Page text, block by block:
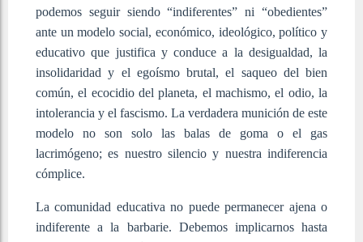
podemos seguir siendo “indiferentes” ni “obedientes”
ante un modelo social, económico, ideológico, político y
educativo que justifica y conduce a la desigualdad, la
insolidaridad y el egoísmo brutal, el saqueo del bien
común, el ecocidio del planeta, el machismo, el odio, la
intolerancia y el fascismo. La verdadera munición de este
modelo no son solo las balas de goma o el gas
lacrimógeno; es nuestro silencio y nuestra indiferencia
cómplice.
La comunidad educativa no puede permanecer ajena o
indiferente a la barbarie. Debemos implicarnos hasta